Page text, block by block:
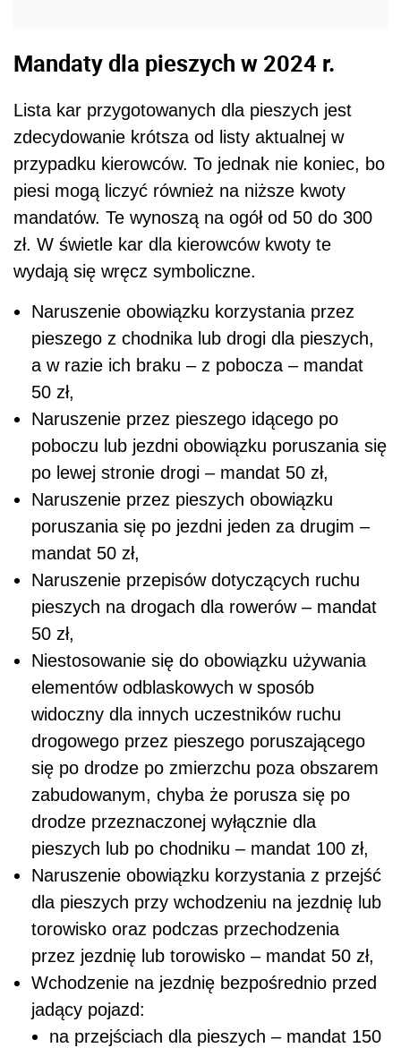
Mandaty dla pieszych w 2024 r.
Lista kar przygotowanych dla pieszych jest
zdecydowanie krótsza od listy aktualnej w
przypadku kierowców. To jednak nie koniec, bo
piesi mogą liczyć również na niższe kwoty
mandatów. Te wynoszą na ogół od 50 do 300
zł. W świetle kar dla kierowców kwoty te
wydają się wręcz symboliczne.
Naruszenie obowiązku korzystania przez
pieszego z chodnika lub drogi dla pieszych,
a w razie ich braku – z pobocza – mandat
50 zł,
Naruszenie przez pieszego idącego po
poboczu lub jezdni obowiązku poruszania się
po lewej stronie drogi – mandat 50 zł,
Naruszenie przez pieszych obowiązku
poruszania się po jezdni jeden za drugim –
mandat 50 zł,
Naruszenie przepisów dotyczących ruchu
pieszych na drogach dla rowerów – mandat
50 zł,
Niestosowanie się do obowiązku używania
elementów odblaskowych w sposób
widoczny dla innych uczestników ruchu
drogowego przez pieszego poruszającego
się po drodze po zmierzchu poza obszarem
zabudowanym, chyba że porusza się po
drodze przeznaczonej wyłącznie dla
pieszych lub po chodniku – mandat 100 zł,
Naruszenie obowiązku korzystania z przejść
dla pieszych przy wchodzeniu na jezdnię lub
torowisko oraz podczas przechodzenia
przez jezdnię lub torowisko – mandat 50 zł,
Wchodzenie na jezdnię bezpośrednio przed
jadący pojazd:
na przejściach dla pieszych – mandat 150